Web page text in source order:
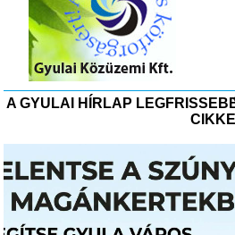
A GYULAI HÍRLAP
CIKKEI